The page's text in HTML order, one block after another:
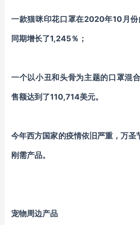
一款猫咪印花口罩在2020年10月
同期增长了1,245％；
一个以小丑和头骨为主题的口罩混
售额达到了110,714美元。
今年西方国家的疫情依旧严重，万圣
刚需产品。
宠物周边产品